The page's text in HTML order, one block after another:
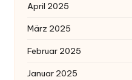
April 2025
März 2025
Februar 2025
Januar 2025